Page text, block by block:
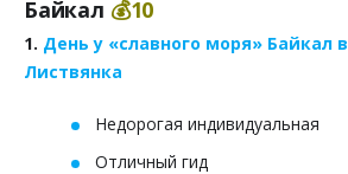
Байкал 💰10
1. День у «славного моря» Байкал
Листвянка
Недорогая индивидуальная
Отличный гид